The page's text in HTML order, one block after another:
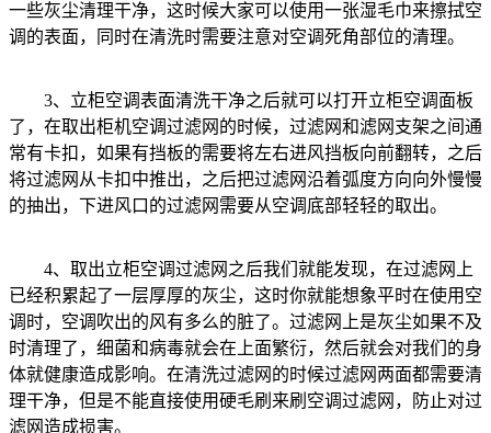
一些灰尘清理干净，这时候大家可以使用一张湿毛巾来擦拭空
调的表面，同时在清洗时需要注意对空调死角部位的清理。
3、立柜空调表面清洗干净之后就可以打开立柜空调面板
了，在取出柜机空调过滤网的时候，过滤网和滤网支架之间通
常有卡扣，如果有挡板的需要将左右进风挡板向前翻转，之后
将过滤网从卡扣中推出，之后把过滤网沿着弧度方向向外慢慢
的抽出，下进风口的过滤网需要从空调底部轻轻的取出。
4、取出立柜空调过滤网之后我们就能发现，在过滤网上
已经积累起了一层厚厚的灰尘，这时你就能想象平时在使用空
调时，空调吹出的风有多么的脏了。过滤网上是灰尘如果不及
时清理了，细菌和病毒就会在上面繁衍，然后就会对我们的身
体就健康造成影响。在清洗过滤网的时候过滤网两面都需要清
理干净，但是不能直接使用硬毛刷来刷空调过滤网，防止对过
滤网造成损害。